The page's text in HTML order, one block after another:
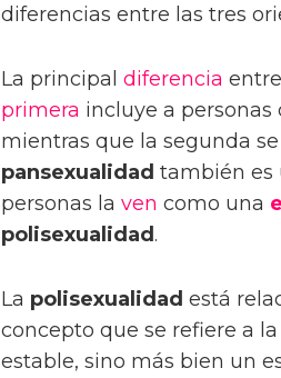
diferencias entre las tres
La principal diferencia
primera incluye a personas
mientras que la segunda
pansexualidad también es
personas la ven como una
polisexualidad .
La polisexualidad está
concepto que se refiere a
estable, sino más bien un